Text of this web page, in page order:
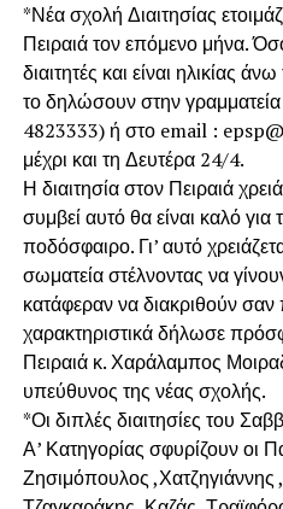
*Νέα σχολή Διαιτησίας
Πειραιά τον επόμενο μήνα.
διαιτητές και είναι ηλικίας
το δηλώσουν στην
4823333) ή στο email :
μέχρι και τη Δευτέρα 24/4.
Η διαιτησία στον Πειραιά
συμβεί αυτό θα είναι καλό για
ποδόσφαιρο. Γι’ αυτό
σωματεία στέλνοντας να
κατάφεραν να διακριθούν
χαρακτηριστικά δήλωσε
Πειραιά κ. Χαράλαμπος
υπεύθυνος της νέας σχολής.
*Οι διπλές διαιτησίες του
Α’ Κατηγορίας σφυρίζουν οι
Ζησιμόπουλος ,Χατζηγιάννης ,